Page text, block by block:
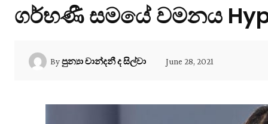
ගර්භණී සමයේ වමනය
Byපුන්‍යා චාන්දනී ද සිල්වා June 28, 2021